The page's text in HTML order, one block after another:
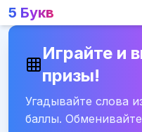
5 Букв
Играйте и
призы!
Угадывайте слова
баллы.